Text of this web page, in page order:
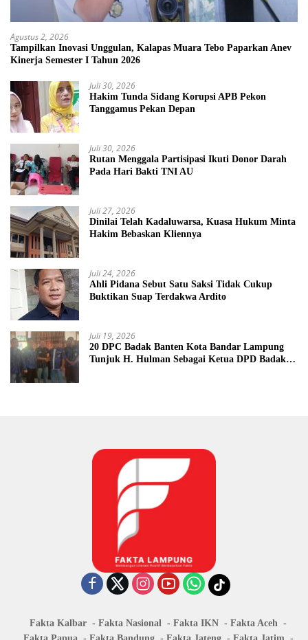
Agustus 2, 2026
Tampilkan Inovasi Unggulan, Kalapas Muara Tebo Paparkan Anev
Kinerja Semester I Tahun 2026
Juli 30, 2026
Hakim Tunda Sidang Korupsi APB Pekon
Tanggamus Pekan Depan
Juli 30, 2026
Rutan Menggala Partisipasi Ikuti Donor Darah
Pada Hari Bakti TNI AU
Juli 27, 2026
Dinilai Telah Kadaluwarsa, Kuasa Hukum Minta
Hakim Bebaskan Kliennya
Juli 24, 2026
Ahli Pidana Sebut Satu Saksi Tidak Cukup
Buktikan Suap Terdakwa Ardito
Juli 19, 2026
20 DPC Badak Banten Kota Bandar Lampung
Tunjuk H. Hulman Sebagai Ketua DPD Badak
Fakta Kalbar Fakta Nasional Fakta IKN
Fakta Aceh